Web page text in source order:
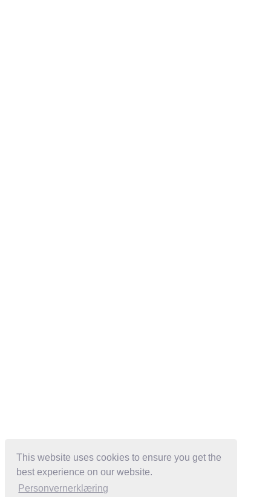
This website uses cookies to ensure you get the
best experience on our website.
Personvernerklæring